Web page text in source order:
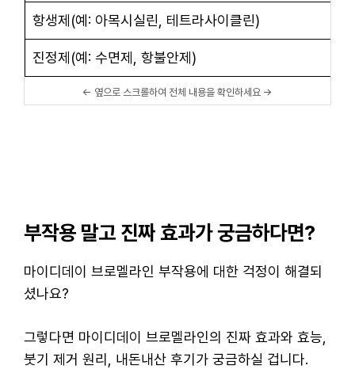
항생제(예: 아목시실린, 테트라사이클린)
진정제(예: 수면제, 항불안제)
부작용 말고 진짜 효과가 궁금하다면?
마이디데이 브로멜라인 부작용에 대한 걱정이 해결되
셨나요?
그렇다면 마이디데이 브로멜라인의 진짜 효과와 효능,
붓기 제거 원리, 내돈내산 후기가 궁금하실 겁니다.